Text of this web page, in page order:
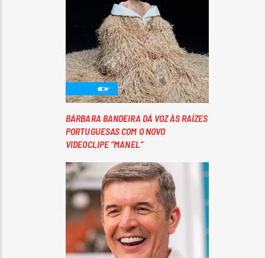
BÁRBARA BANDEIRA DÁ VOZ ÀS RAÍZES
PORTUGUESAS COM O NOVO
VIDEOCLIPE “MANEL”